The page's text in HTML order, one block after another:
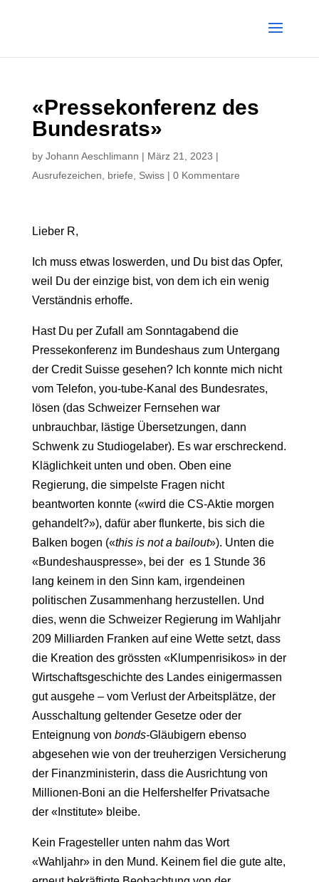
«Pressekonferenz des
Bundesrats»
by Johann Aeschlimann | März 21, 2023 |
Ausrufezeichen
briefe Swiss| 0 Kommentare
Lieber R,
Ich muss etwas loswerden, und Du bist das Opfer,
weil Du der einzige bist, von dem ich ein wenig
Verständnis erhoffe.
Hast Du per Zufall am Sonntagabend die
Pressekonferenz im Bundeshaus zum Untergang
der Credit Suisse gesehen? Ich konnte mich nicht
vom Telefon, you-tube-Kanal des Bundesrates,
lösen (das Schweizer Fernsehen war
unbrauchbar, lästige Übersetzungen, dann
Schwenk zu Studiogelaber). Es war erschreckend.
Kläglichkeit unten und oben. Oben eine
Regierung, die simpelste Fragen nicht
beantworten konnte («wird die CS-Aktie morgen
gehandelt?»), dafür aber flunkerte, bis sich die
Balken bogen («this is not a bailout»). Unten die
«Bundeshauspresse», bei der es 1 Stunde 36
lang keinem in den Sinn kam, irgendeinen
politischen Zusammenhang herzustellen. Und
dies, wenn die Schweizer Regierung im Wahljahr
209 Milliarden Franken auf eine Wette setzt, dass
die Kreation des grössten «Klumpenrisikos» in der
Wirtschaftsgeschichte des Landes einigermassen
gut ausgehe – vom Verlust der Arbeitsplätze, der
Ausschaltung geltender Gesetze oder der
Enteignung von bonds-Gläubigern ebenso
abgesehen wie von der treuherzigen Versicherung
der Finanzministerin, dass die Ausrichtung von
Millionen-Boni an die Helfershelfer Privatsache
der «Institute» bleibe.
Kein Fragesteller unten nahm das Wort
«Wahljahr» in den Mund. Keinem fiel die gute alte,